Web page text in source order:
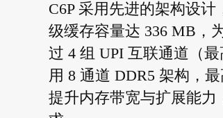
C6P 采用先进的架构设
级缓存容量达 336 MB，
过 4 组 UPI 互联通道（
用 8 通道 DDR5 架构，
提升内存带宽与扩展能